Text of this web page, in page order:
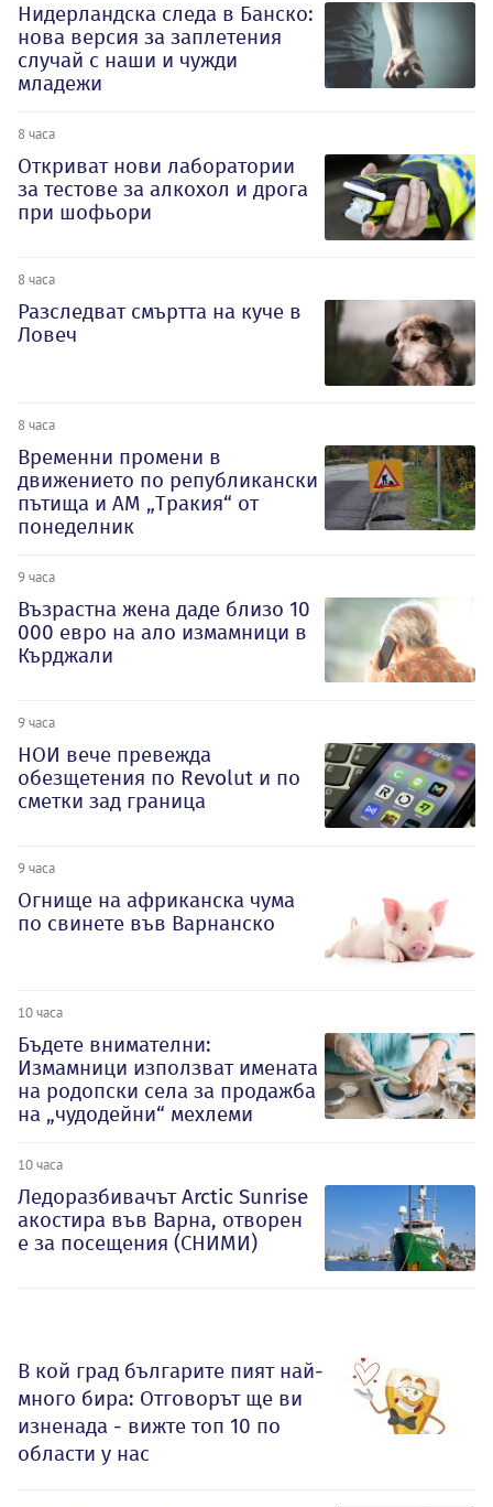
Нидерландска следа в Банско:
нова версия за заплетения
случай с наши и чужди
младежи
8 часа
Откриват нови лаборатории
за тестове за алкохол и дрога
при шофьори
8 часа
Разследват смъртта на куче в
Ловеч
8 часа
Временни промени в
движението по републикански
пътища и АМ „Тракия“ от
понеделник
9 часа
Възрастна жена даде близо 10
000 евро на ало измамници в
Кърджали
9 часа
НОИ вече превежда
обезщетения по Revolut и по
сметки зад граница
9 часа
Огнище на африканска чума
по свинете във Варнанско
10 часа
Бъдете внимателни:
Измамници използват имената
на родопски села за продажба
на „чудодейни“ мехлеми
10 часа
Ледоразбивачът Arctic Sunrise
акостира във Варна, отворен
е за посещения (СНИМИ)
В кой град българите пият най-
много бира: Отговорът ще ви
изненада - вижте топ 10 по
области у нас